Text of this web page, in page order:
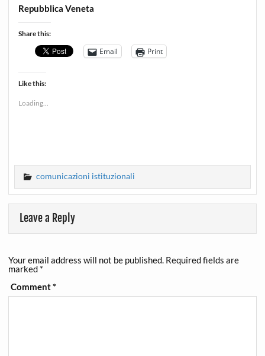
Repubblica Veneta
Share this:
Email Print
Like this:
Loading...
comunicazioni istituzionali
Leave a Reply
Your email address will not be published. Required fields are
marked *
Comment*